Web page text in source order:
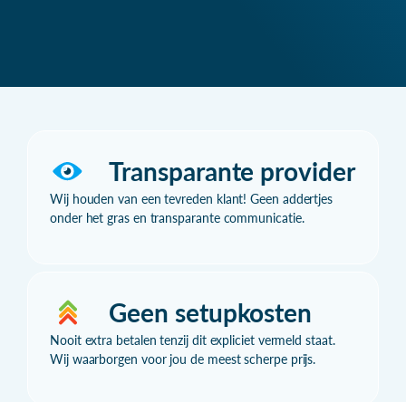
Transparante provider
Wij houden van een tevreden klant! Geen addertjes
onder het gras en transparante communicatie.
Geen setupkosten
Nooit extra betalen tenzij dit expliciet vermeld staat.
Wij waarborgen voor jou de meest scherpe prijs.